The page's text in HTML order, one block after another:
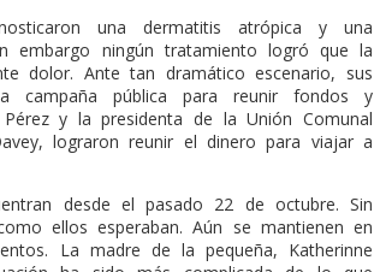
una dermatitis atrópica y una
embargo ningún tratamiento logró que la
dolor. Ante tan dramático escenario, sus
campaña pública para reunir fondos y
y la presidenta de la Unión Comunal
lograron reunir el dinero para viajar a
desde el pasado 22 de octubre. Sin
ellos esperaban. Aún se mantienen en
La madre de la pequeña, Katherinne